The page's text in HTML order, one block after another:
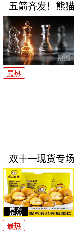
五箭齐发！熊
最热
双十一现货专
最热